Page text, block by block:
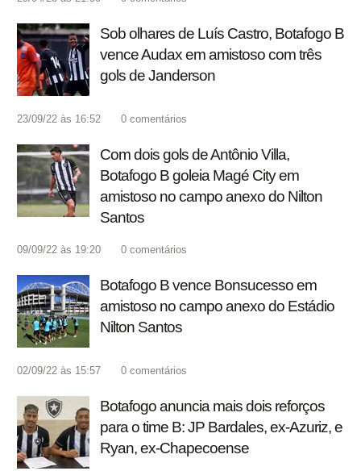
Sob olhares de Luís Castro, Botafogo B
vence Audax em amistoso com três
gols de Janderson
23/09/22 às 16:52 0 comentários
Com dois gols de Antônio Villa,
Botafogo B goleia Magé City em
amistoso no campo anexo do Nilton
Santos
09/09/22 às 19:20 0 comentários
Botafogo B vence Bonsucesso em
amistoso no campo anexo do Estádio
Nilton Santos
02/09/22 às 15:57 0 comentários
Botafogo anuncia mais dois reforços
para o time B: JP Bardales, ex-Azuriz, e
Ryan, ex-Chapecoense